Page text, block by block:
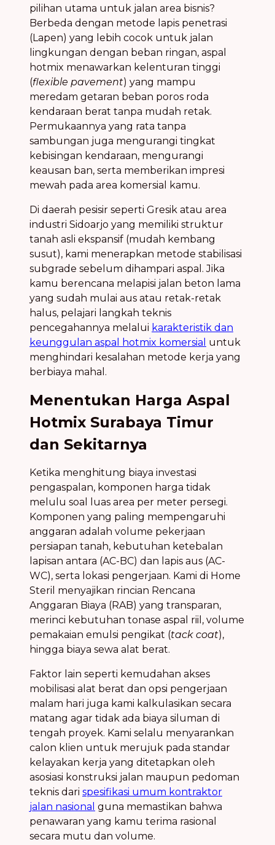
pilihan utama untuk jalan area bisnis?
Berbeda dengan metode lapis penetrasi
(Lapen) yang lebih cocok untuk jalan
lingkungan dengan beban ringan, aspal
hotmix menawarkan kelenturan tinggi
(flexible pavement) yang mampu
meredam getaran beban poros roda
kendaraan berat tanpa mudah retak.
Permukaannya yang rata tanpa
sambungan juga mengurangi tingkat
kebisingan kendaraan, mengurangi
keausan ban, serta memberikan impresi
mewah pada area komersial kamu.
Di daerah pesisir seperti Gresik atau area
industri Sidoarjo yang memiliki struktur
tanah asli ekspansif (mudah kembang
susut), kami menerapkan metode stabilisasi
subgrade sebelum dihampari aspal. Jika
kamu berencana melapisi jalan beton lama
yang sudah mulai aus atau retak-retak
halus, pelajari langkah teknis
pencegahannya melalui karakteristik dan
keunggulan aspal hotmix komersial untuk
menghindari kesalahan metode kerja yang
berbiaya mahal.
Menentukan Harga Aspal
Hotmix Surabaya Timur
dan Sekitarnya
Ketika menghitung biaya investasi
pengaspalan, komponen harga tidak
melulu soal luas area per meter persegi.
Komponen yang paling mempengaruhi
anggaran adalah volume pekerjaan
persiapan tanah, kebutuhan ketebalan
lapisan antara (AC-BC) dan lapis aus (AC-
WC), serta lokasi pengerjaan. Kami di Home
Steril menyajikan rincian Rencana
Anggaran Biaya (RAB) yang transparan,
merinci kebutuhan tonase aspal riil, volume
pemakaian emulsi pengikat (tack coat),
hingga biaya sewa alat berat.
Faktor lain seperti kemudahan akses
mobilisasi alat berat dan opsi pengerjaan
malam hari juga kami kalkulasikan secara
matang agar tidak ada biaya siluman di
tengah proyek. Kami selalu menyarankan
calon klien untuk merujuk pada standar
kelayakan kerja yang ditetapkan oleh
asosiasi konstruksi jalan maupun pedoman
teknis dari spesifikasi umum kontraktor
jalan nasional guna memastikan bahwa
penawaran yang kamu terima rasional
secara mutu dan volume.